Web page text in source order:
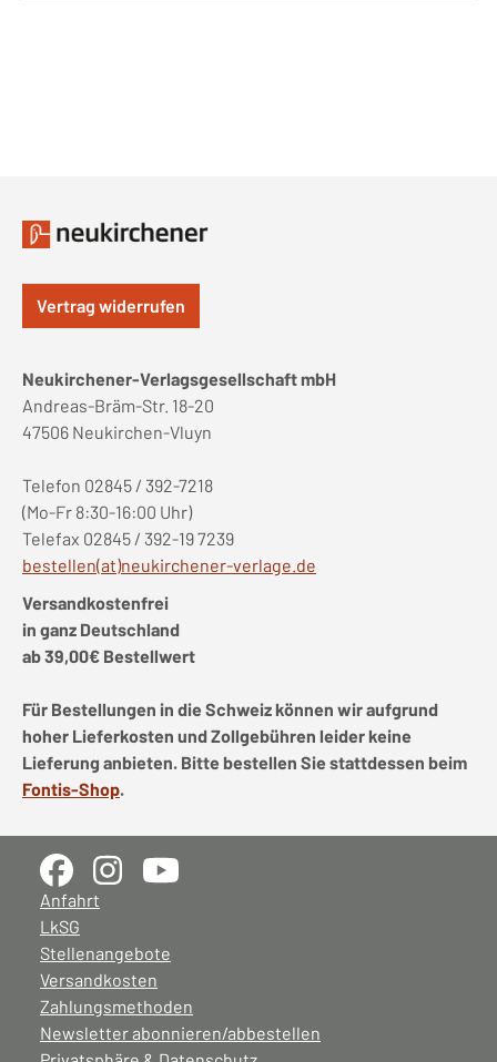
Vertrag widerrufen
Neukirchener-Verlagsgesellschaft mbH
Andreas-Bräm-Str. 18-20
47506 Neukirchen-Vluyn
Telefon 02845 / 392-7218
(Mo-Fr 8:30-16:00 Uhr)
Telefax 02845 / 392-19 7239
bestellen(at)neukirchener-verlage.de
Versandkostenfrei
in ganz Deutschland
ab 39,00€ Bestellwert
Für Bestellungen in die Schweiz können wir aufgrund
hoher Lieferkosten und Zollgebühren leider keine
Lieferung anbieten. Bitte bestellen Sie stattdessen beim
Fontis-Shop.
Anfahrt
LkSG
Stellenangebote
Versandkosten
Zahlungsmethoden
Newsletter abonnieren/abbestellen